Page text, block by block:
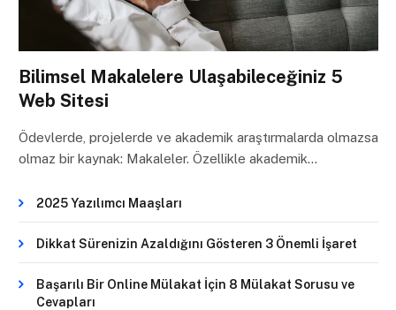
Bilimsel Makalelere Ulaşabileceğiniz 5
Web Sitesi
Ödevlerde, projelerde ve akademik araştırmalarda olmazsa
olmaz bir kaynak: Makaleler. Özellikle akademik…
2025 Yazılımcı Maaşları
Dikkat Sürenizin Azaldığını Gösteren 3 Önemli İşaret
Başarılı Bir Online Mülakat İçin 8 Mülakat Sorusu ve
Cevapları